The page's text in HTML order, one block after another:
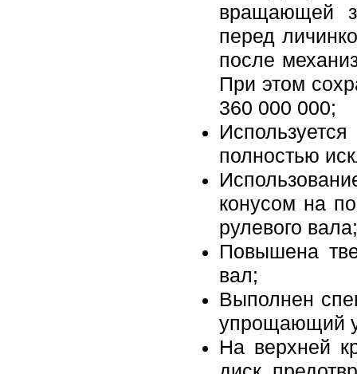
вращающей
перед
после
При этом
360 000 000;
полностью
конусом на
рулевого вала;
Повышена
вал;
Выполнен
упрощающий
На верхней